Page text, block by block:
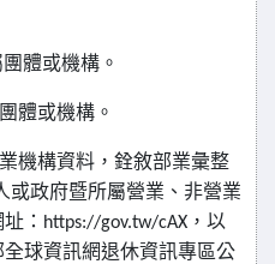
體或機構。
或機構。
機構資料，銓敘部業彙整
或政府暨所屬營業、非營業
： https://gov.tw/cAX ，以
全球資訊網退休資訊專區公